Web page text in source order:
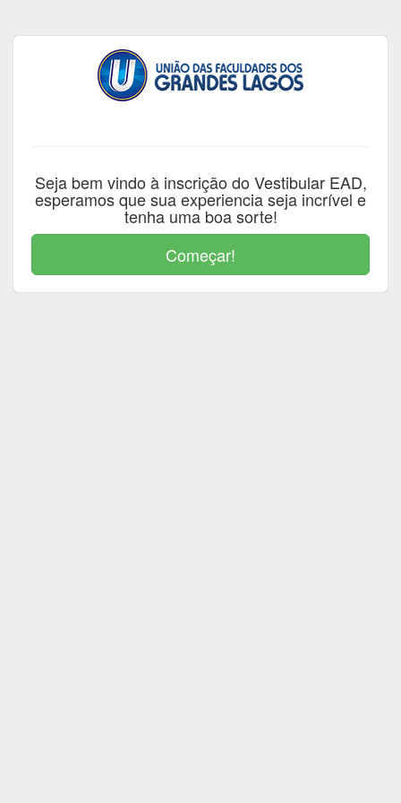
Seja bem vindo à inscrição do Vestibular EAD,
esperamos que sua experiencia seja incrível e
tenha uma boa sorte!
Começar!